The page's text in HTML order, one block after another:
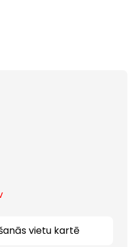
vietu kartē